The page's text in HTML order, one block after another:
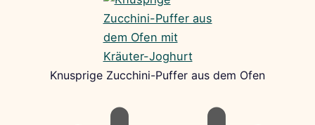
Knusprige Zucchini-Puffer aus dem Ofen